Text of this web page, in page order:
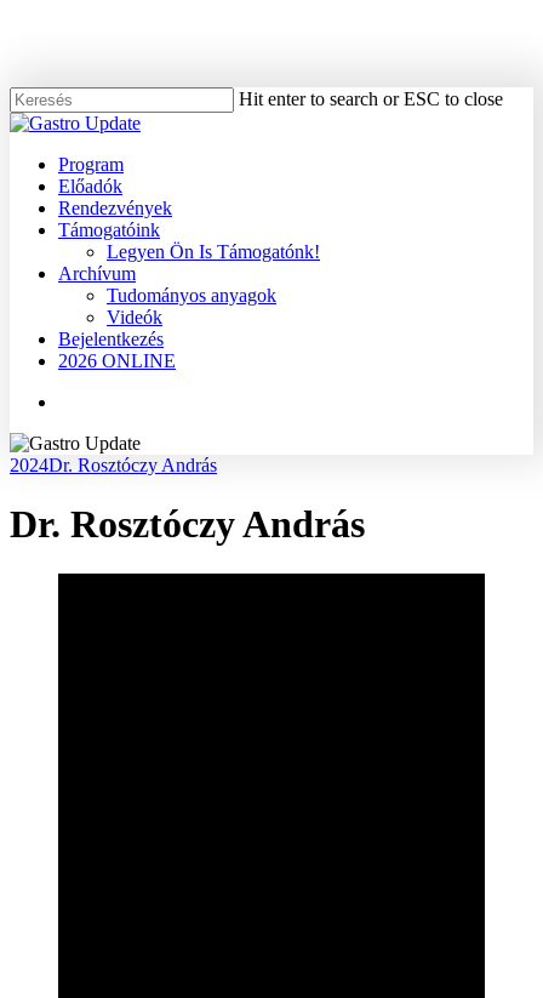
content
Hit enter to search or ESC to close
Close
Menu
Program
Előadók
Rendezvények
Támogatóink
Legyen Ön Is Támogatónk!
Archívum
Tudományos anyagok
Videók
Bejelentkezés
2026 ONLINE
2024Dr. Rosztóczy András
Dr. Rosztóczy András